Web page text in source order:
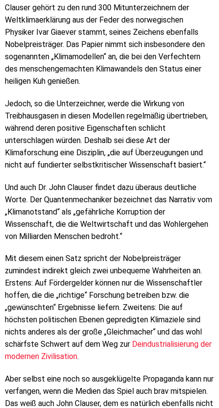
Clauser gehört zu den rund 300 Mitunterzeichnern der
Weltklimaerklärung aus der Feder des norwegischen
Physiker Ivar Giaever stammt, seines Zeichens ebenfalls
Nobelpreisträger. Das Papier nimmt sich insbesondere den
sogenannten „Klimamodellen“ an, die bei den Verfechtern
des menschengemachten Klimawandels den Status einer
heiligen Kuh genießen.
Jedoch, so die Unterzeichner, werde die Wirkung von
Treibhausgasen in diesen Modellen regelmäßig übertrieben,
während deren positive Eigenschaften schlicht
unterschlagen würden. Deshalb sei diese Art der
Klimaforschung eine Disziplin, „die auf Überzeugungen und
nicht auf fundierter selbstkritischer Wissenschaft basiert.“
Und auch Dr. John Clauser findet dazu überaus deutliche
Worte. Der Quantenmechaniker bezeichnet das Narrativ vom
„Klimanotstand“ als „gefährliche Korruption der
Wissenschaft, die die Weltwirtschaft und das Wohlergehen
von Milliarden Menschen bedroht.“
Mit diesem einen Satz spricht der Nobelpreisträger
zumindest indirekt gleich zwei unbequeme Wahrheiten an.
Erstens: Auf Fördergelder können nur die Wissenschaftler
hoffen, die die „richtige“ Forschung betreiben bzw. die
„gewünschten“ Ergebnisse liefern. Zweitens: Die auf
höchsten politischen Ebenen gepredigten Klimaziele sind
nichts anderes als der große „Gleichmacher“ und das wohl
schärfste Schwert auf dem Weg zur Deindustrialisierung der
modernen Zivilisation.
Aber selbst eine noch so ausgeklügelte Propaganda kann nur
verfangen, wenn die Medien das Spiel auch brav mitspielen.
Das weiß auch John Clauser, dem es natürlich ebenfalls nicht